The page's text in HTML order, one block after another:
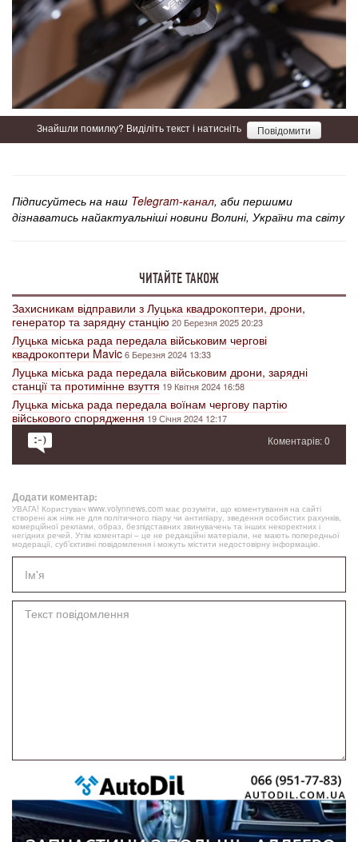
Знайшли помилку? Виділіть текст і натисніть Повідомити
Підписуйтесь на наш Telegram-канал, аби першими
дізнаватись найактуальніші новини Волині, України та світу
ЧИТАЙТЕ ТАКОЖ
Захисникам відправили з Луцька квадрокоптери, дрони,
генератор та зарядну станцію20 Березня 2025 20:23
Луцька міська рада передала військовим чергові
квадрокоптери Mavic6 Березня 2024 13:33
Луцька міська рада передала військовим дрони, зарядні
станції та протимінне взуття 19 Квітня 2024 16:58
Луцька міська рада передала воїнам чергову партію
військового спорядження 19 Січня 2024 12:17
Коментарів: 0
Додати коментар:
УВАГА! Користувач www.volynnews.com має розуміти, що коментування на сайті
створені аж ніяк не для політичного піару чи антипіару, зведення особистих рахунків,
комерційної реклами, образ, безпідставних звинувачень та інших некоректних і
негідних речей. Утім коментарі – це не редакційні матеріали, не мають попередньої
модерації, суб’єктивні повідомлення і можуть містити недостовірну інформацію.